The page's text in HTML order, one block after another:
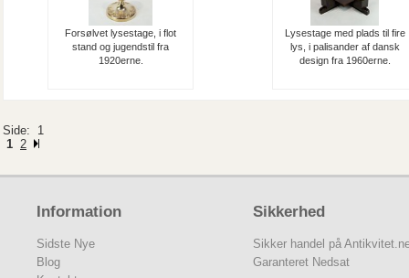
Forsølvet lysestage, i flot
stand og jugendstil fra
1920erne.
Lysestage med plads til fire
lys, i palisander af dansk
design fra 1960erne.
Side: 1
1 2
Information
Sidste Nye
Blog
Sikkerhed
Sikker handel på
Garanteret Nedsat